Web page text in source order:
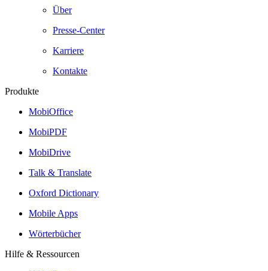
Über
Presse-Center
Karriere
Kontakte
Produkte
MobiOffice
MobiPDF
MobiDrive
Talk & Translate
Oxford Dictionary
Mobile Apps
Wörterbücher
Hilfe & Ressourcen